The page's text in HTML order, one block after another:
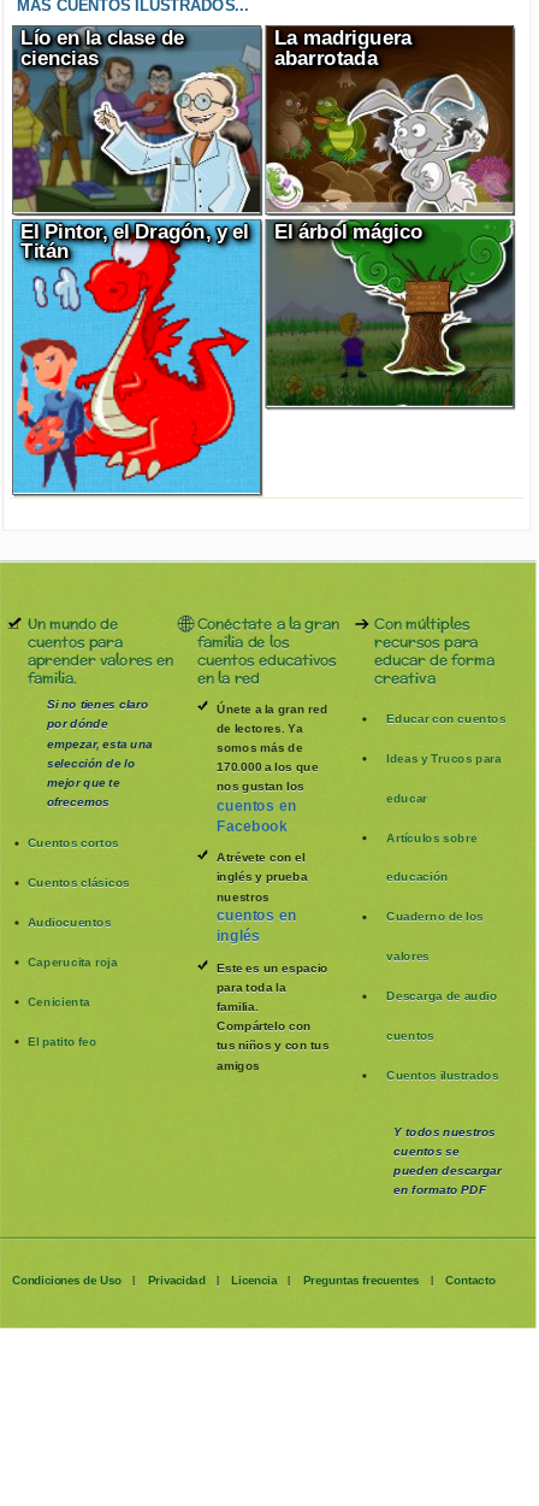
MÁS CUENTOS ILUSTRADOS...
Lío en la clase de
ciencias
La madriguera
abarrotada
El Pintor, el Dragón, y el
Titán
El árbol mágico
Un mundo de
cuentos para
aprender valores en
familia.
Si no tienes claro
por dónde
empezar, esta una
selección de lo
mejor que te
ofrecemos
Cuentos cortos
Cuentos clásicos
Audiocuentos
Caperucita roja
Cenicienta
El patito feo
Conéctate a la gran
familia de los
cuentos educativos
en la red
Únete a la gran red
de lectores. Ya
somos más de
170.000 a los que
nos gustan los
cuentos en
Facebook
Atrévete con el
inglés y prueba
nuestros
cuentos en
inglés
Este es un espacio
para toda la
familia.
Compártelo con
tus niños y con tus
amigos
Con múltiples
recursos para
educar de forma
creativa
Educar con cuentos
Ideas y Trucos para
educar
Artículos sobre
educación
Cuaderno de los
valores
Descarga de audio
cuentos
Cuentos ilustrados
Y todos nuestros
cuentos se
puedendescargar
en formato PDF
Condiciones de Uso | Privacidad | Licencia | Preguntas frecuentes | Contacto